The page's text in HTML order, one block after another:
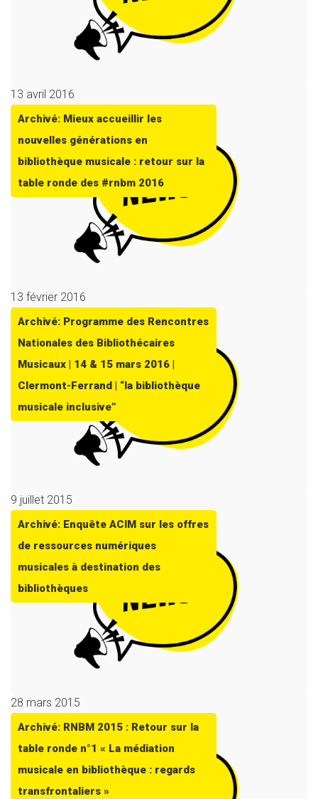
13 avril 2016
Archivé: Mieux accueillir les
nouvelles générations en
bibliothèque musicale : retour sur la
table ronde des #rnbm 2016
13 février 2016
Archivé: Programme des Rencontres
Nationales des Bibliothécaires
Musicaux | 14 & 15 mars 2016 |
Clermont-Ferrand | “la bibliothèque
musicale inclusive”
9 juillet 2015
Archivé: Enquête ACIM sur les offres
de ressources numériques
musicales à destination des
bibliothèques
28 mars 2015
Archivé: RNBM 2015 : Retour sur la
table ronde n°1 « La médiation
musicale en bibliothèque : regards
transfrontaliers »